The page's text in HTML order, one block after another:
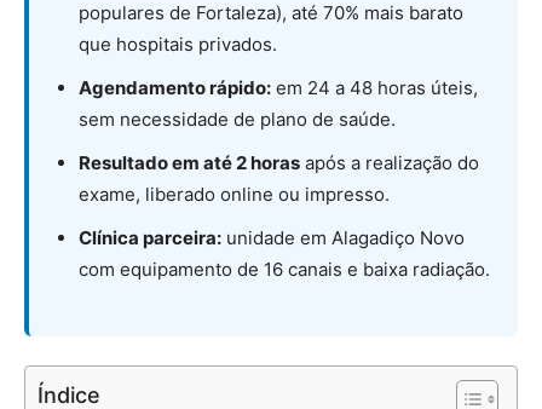
populares de Fortaleza), até 70% mais barato
que hospitais privados.
Agendamento rápido: em 24 a 48 horas úteis,
sem necessidade de plano de saúde.
Resultado em até 2 horas após a realização do
exame, liberado online ou impresso.
Clínica parceira: unidade em Alagadiço Novo
com equipamento de 16 canais e baixa radiação.
Índice